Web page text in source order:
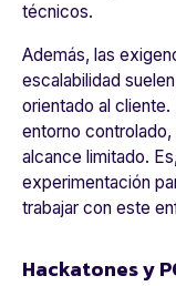
técnicos.
Además, las
escalabilidad
orientado al cliente.
entorno
alcance limitado.
experimentación
trabajar con este
Hackatones y